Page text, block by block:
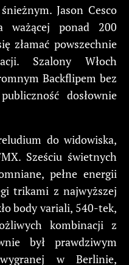
Jason Cesco
ważącej ponad 200
złamać powszechnie
Szalony Włoch
Backflipem bez
dosłownie
do widowiska,
Sześciu świetnych
pełne energii
trikami z najwyższej
body variali, 540-tek,
kombinacji z
był prawdziwym
w Berlinie,